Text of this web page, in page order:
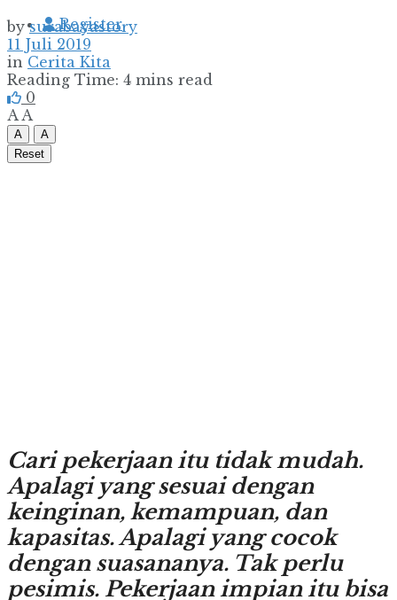
Register
by surabayastory
11 Juli 2019
in Cerita Kita
Reading Time: 4 mins read
0
A A
A
A
Reset
Cari pekerjaan itu tidak mudah.
Apalagi yang sesuai dengan
keinginan, kemampuan, dan
kapasitas. Apalagi yang cocok
dengan suasananya. Tak perlu
pesimis. Pekerjaan impian itu bisa